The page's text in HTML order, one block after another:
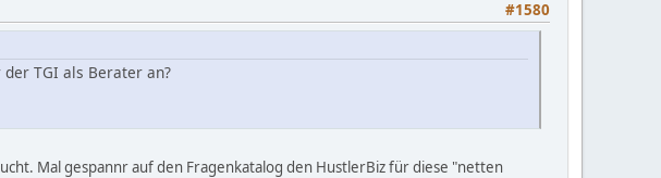
#1580
TGI als Berater an?
Mal gespannr auf den Fragenkatalog den HustlerBiz für diese "netten